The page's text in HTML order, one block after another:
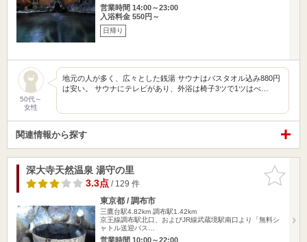
営業時間 14:00～23:00
入浴料金 550円～
日帰り
50代～
女性
地元の人が多く、広々とした銭湯 サウナはバスタオル込み880円
は安い。 サウナにテレビがあり、外浴は椅子3ツで1ツはべ…
関連情報から探す
お気に入
りに追加
深大寺天然温泉 湯守の里
3.3点/ 129 件
東京都 / 調布市
三鷹台駅4.82km 調布駅1.42km
京王線調布駅北口、およびJR線武蔵境駅南口より「無料シ
ャトル送迎バス…
営業時間 10:00～22:00